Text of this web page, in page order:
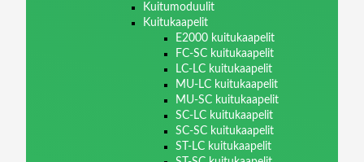
Kuitumoduulit
Kuitukaapelit
E2000 kuitukaapelit
FC-SC kuitukaapelit
LC-LC kuitukaapelit
MU-LC kuitukaapelit
MU-SC kuitukaapelit
SC-LC kuitukaapelit
SC-SC kuitukaapelit
ST-LC kuitukaapelit